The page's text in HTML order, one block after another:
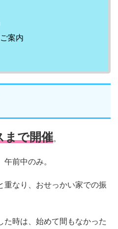
案内
まで開催。
前中のみ。
重なり、おせっかい家での振
時は、始めて間もなかった